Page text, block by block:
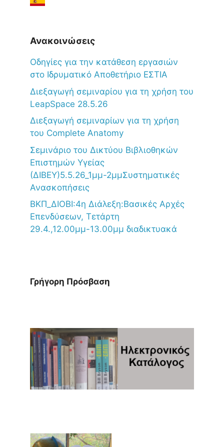
Ανακοινώσεις
Oδηγίες για την κατάθεση εργασιών
στο Ιδρυματικό Αποθετήριο ΕΣΤΙΑ
Διεξαγωγή σεμιναρίου για τη χρήση του
LeapSpace 28.5.26
Διεξαγωγή σεμιναρίων για τη χρήση
του Complete Anatomy
Σεμινάριο του Δικτύου Βιβλιοθηκών
Επιστημών Υγείας
(ΔΙΒΕΥ)5.5.26_1μμ-2μμΣυστηματικές
Ανασκοπήσεις
ΒΚΠ_ΔΙΟΒΙ:4η Διάλεξη:Βασικές Αρχές
Επενδύσεων, Τετάρτη
29.4.,12.00μμ-13.00μμ διαδικτυακά
Γρήγορη Πρόσβαση